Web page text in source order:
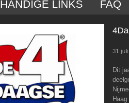
HANDIGE LINKS FAQ
31
Dit